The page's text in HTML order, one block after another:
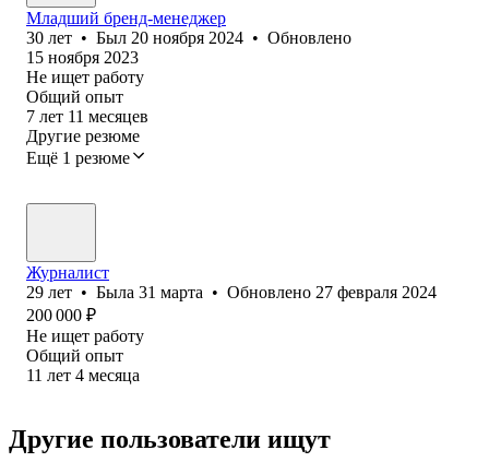
Младший бренд-менеджер
30 лет • Был 20 ноября 2024 • Обновлено
15 ноября 2023
Не ищет работу
Общий опыт
7 лет 11 месяцев
Другие резюме
Ещё 1 резюме
Журналист
29 лет • Была 31 марта • Обновлено 27 февраля 2024
200 000 ₽
Не ищет работу
Общий опыт
11 лет 4 месяца
Другие пользователи ищут